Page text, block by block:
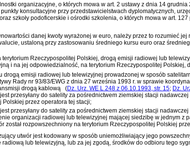
organizacyjne, o których mowa w art. 2 ustawy z dnia 14 grudnia
punkty konsultacyjne przy przedstawicielstwach dyplomatycznych,
szkoły podoficerskie i ośrodki szkolenia, o których mowa w art. 127
danej kwoty wyrażonej w euro, należy przez to rozumieć
ustaloną przy zastosowaniu średniego kursu euro oraz
terytorium Rzeczypospolitej Polskiej, drogą emisji radiowej lub
i na jej odpowiedzialność, na terytorium Rzeczypospolitej Polskiej,
drogą emisji radiowej lub telewizyjnej prowadzonej w sposób
Rady nr 93/83/EWG z dnia 27 września 1993 r. w sprawie
drogą kablową
(Dz. Urz. WE L 248 z 06.10.1993, str. 15; Dz.
przesyłany do satelity za pośrednictwem ziemskiej stacji
Polskiej przez operatora tej stacji;
przesyłany do satelity za pośrednictwem ziemskiej stacji
organizacji radiowej lub telewizyjnej mającej siedzibę w jednym z
został rozpowszechniony na terytorium Rzeczypospolitej Polskiej
utwór jest kodowany w sposób uniemożliwiający jego
lub telewizyjną, lub za jej zgodą, środków do odbioru tego